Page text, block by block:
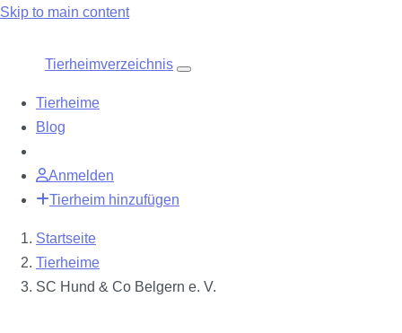
Skip to main content
Tierheimverzeichnis
Tierheime
Blog
Anmelden
Tierheim hinzufügen
Startseite
Tierheime
SC Hund & Co Belgern e. V.